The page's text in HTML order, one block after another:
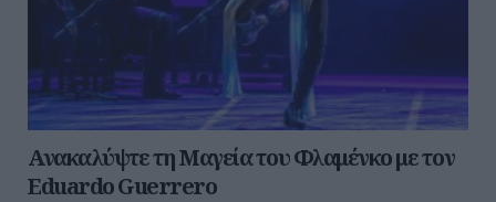
Ανακαλύψτε τη Μαγεία του Φλαμένκο με τον
Eduardo Guerrero